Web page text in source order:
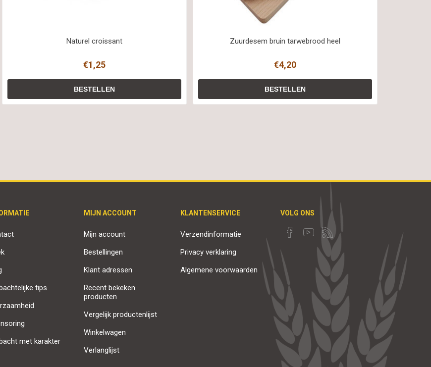
Naturel croissant
€1,25
Zuurdesem bruin tarwebrood heel
€4,20
tips
met karakter
MIJN ACCOUNT
Mijn account
Bestellingen
Klant adressen
Recent bekeken
producten
Vergelijk productenlijst
Winkelwagen
Verlanglijst
KLANTENSERVICE
Verzendinformatie
Privacy verklaring
Algemene voorwaarden
VOLG ONS